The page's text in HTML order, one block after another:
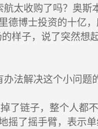
太收购了吗？奥
德博士投资的十亿
样子，说了突然
法解决这个小问题
了链子，整个人都
了摇手臂，表示